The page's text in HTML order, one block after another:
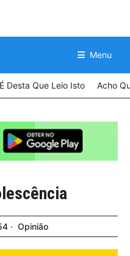
Menu
É Desta Que Leio Isto Acho
Opinião